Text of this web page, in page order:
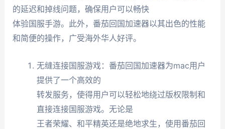
的延迟和掉线问题，确保用户可以畅快
体验国服手游。此外，番茄回国加速器以其出色的性能
和简便的操作，广受海外华人好评。
无缝连接国服游戏：番茄回国加速器为mac用户
提供了一个高效的
转发服务，使得用户可以轻松地绕过版权限制和
直接连接国服游戏。无论是
王者荣耀、和平精英还是绝地求生，使用番茄回